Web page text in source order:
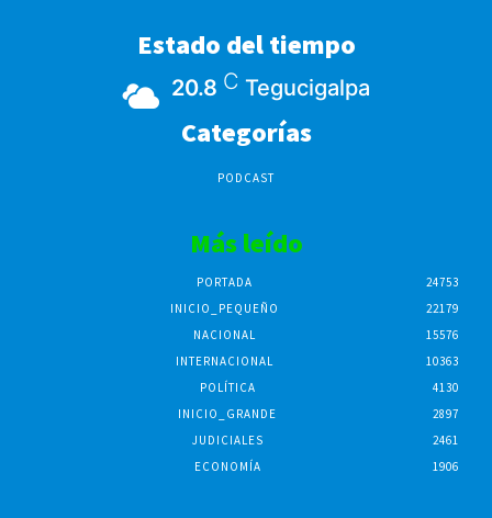
Estado del tiempo
20.8 C Tegucigalpa
Categorías
PODCAST
Más leído
PORTADA
24753
INICIO_PEQUEÑO
22179
NACIONAL
15576
INTERNACIONAL
10363
POLÍTICA
4130
INICIO_GRANDE
2897
JUDICIALES
2461
ECONOMÍA
1906